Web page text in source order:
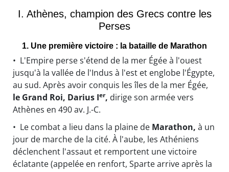
I. Athènes, champion des Grecs contre les
Perses
1. Une première victoire : la bataille de Marathon
• L'Empire perse s'étend de la mer Égée à l'ouest
jusqu'à la vallée de l'Indus à l'est et englobe l'Égypte,
au sud. Après avoir conquis les îles de la mer Égée,
le Grand Roi, Darius Ier, dirige son armée vers
Athènes en 490 av. J.-C.
• Le combat a lieu dans la plaine de Marathon, à un
jour de marche de la cité. À l'aube, les Athéniens
déclenchent l'assaut et remportent une victoire
éclatante (appelée en renfort, Sparte arrive après la